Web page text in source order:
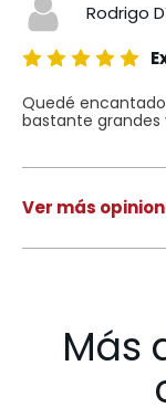
Rodrigo
Quedé
bastante grandes
Ver más
Más